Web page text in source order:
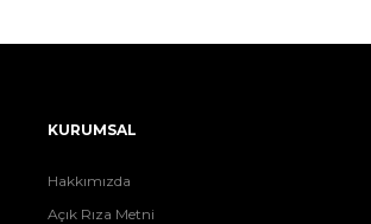
KURUMSAL
Hakkımızda
Açık Rıza Metni